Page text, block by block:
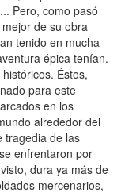
Pero, como pasó
de su obra
tenido en mucha
épica tenían.
Éstos,
para este
en los
alrededor del
tragedia de las
enfrentaron por
dura ya más de
mercenarios,